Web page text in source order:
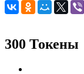
300 Токены